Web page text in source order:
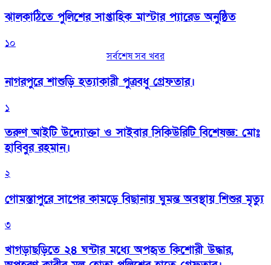
‎ঝালকাঠিতে পুলিশের সাপ্তাহিক মাস্টার প্যারেড অনুষ্ঠিত
১০
সর্বশেষ সব খবর
নাগরপুরে শাশুড়ি হত্যাকারী পুত্রবধু গ্রেফতার।
১
তরুণ আইটি উদ্যোক্তা ও সাইবার সিকিউরিটি বিশেষজ্ঞ: মোঃ
হাবিবুর রহমান।
২
গোমস্তাপুরে সাপের কামড়ে বিছানায় ঘুমন্ত অবস্থায় শিশুর মৃত্যু
৩
খাগড়াছড়িতে ২৪ ঘন্টার মধ্যে অপহৃত কিশোরী উদ্ধার,